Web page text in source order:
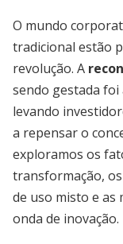
O mundo
tradicional estão
revolução. A
sendo gestada
levando
a repensar o
exploramos os
transformação,
de uso misto e as
onda de inovação.